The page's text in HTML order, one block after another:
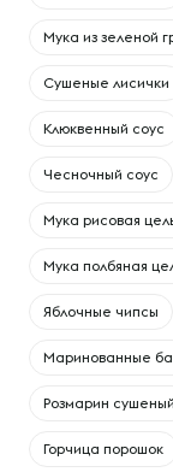
Мука из зеленой
Сушеные лисички
Клюквенный соус
Чесночный соус
Мука рисовая
Мука полбяная
Яблочные чипсы
Маринованные
Розмарин сушеный
Горчица порошок